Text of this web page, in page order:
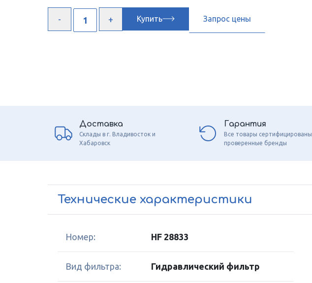
Купить Запрос цены
Доставка
Склады в г. Владивосток и
Хабаровск
Гарантия
Все товары сертифицированы,
проверенные бренды
Технические характеристики
Номер: HF 28833
Вид фильтра: Гидравлический фильтр